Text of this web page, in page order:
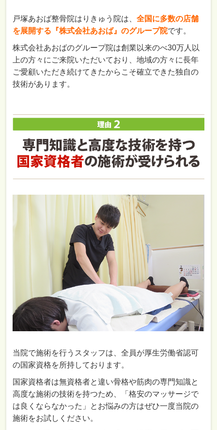
戸塚あおば整骨院はりきゅう院は、全国に多数の店舗
を展開する『株式会社あおば』のグループ院です。
株式会社あおばのグループ院は創業以来のべ30万人以
上の方々にご来院いただいており、地域の方々に長年
ご愛顧いただき続けてきたからこそ確立できた独自の
技術があります。
当院で施術を行うスタッフは、全員が厚生労働省認可
の国家資格を所持しております。
国家資格者は無資格者と違い骨格や筋肉の専門知識と
高度な施術の技術を持つため、「格安のマッサージで
は良くならなかった」とお悩みの方はぜひ一度当院の
施術をお試しください。